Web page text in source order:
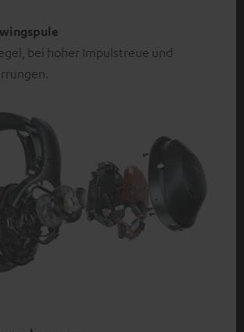
bei hoher Impulstreue und